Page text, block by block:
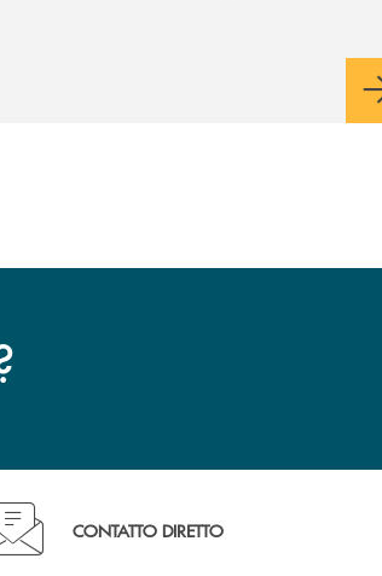
bisogno di assistenza immediata?
CONTATTO DIRETTO